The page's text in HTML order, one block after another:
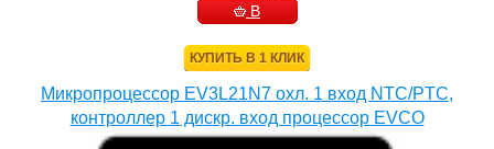
В
КУПИТЬ В 1 КЛИК
Микропроцессор EV3L21N7 охл. 1 вход NTC/PTC,
контроллер 1 дискр. вход процессор EVCO